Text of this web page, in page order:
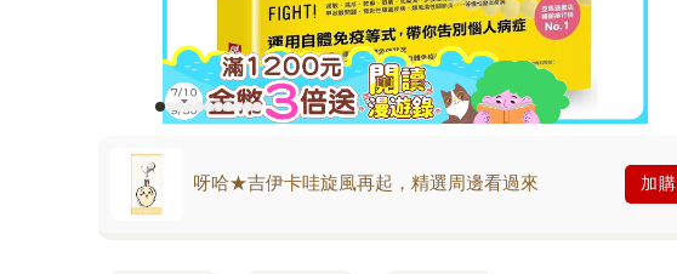
呀哈★吉伊卡哇旋風再起，精選周邊看過來 加購